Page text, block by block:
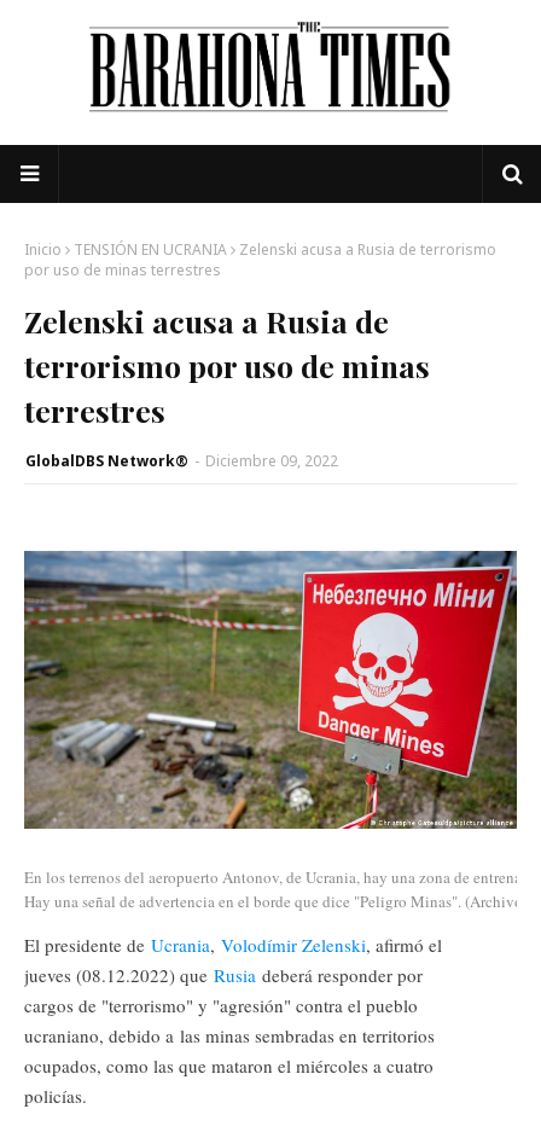
Inicio TENSIÓN EN UCRANIA
Zelenski acusa a Rusia de terrorismo
por uso de minas terrestres
Zelenski acusa a Rusia de
terrorismo por uso de minas
terrestres
GlobalDBS Network® - Diciembre 09, 2022
En los terrenos del aeropuerto Antonov, de Ucrania, hay una zona de
Hay una señal de advertencia en el borde que dice "Peligro Minas". (Archivo)
El presidente de Ucrania, Volodímir Zelenski, afirmó el
jueves (08.12.2022) que Rusia deberá responder por
cargos de "terrorismo" y "agresión" contra el pueblo
ucraniano, debido a las minas sembradas en territorios
ocupados, como las que mataron el miércoles a cuatro
policías.